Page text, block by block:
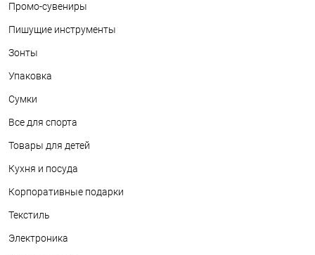
Промо-сувениры
Пишущие инструменты
Зонты
Упаковка
Сумки
Все для спорта
Товары для детей
Кухня и посуда
Корпоративные подарки
Текстиль
Электроника